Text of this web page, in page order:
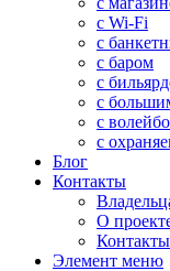
с Wi-Fi
с
с баром
с
с
с
с
Блог
Контакты
О
Контакты
Элемент меню